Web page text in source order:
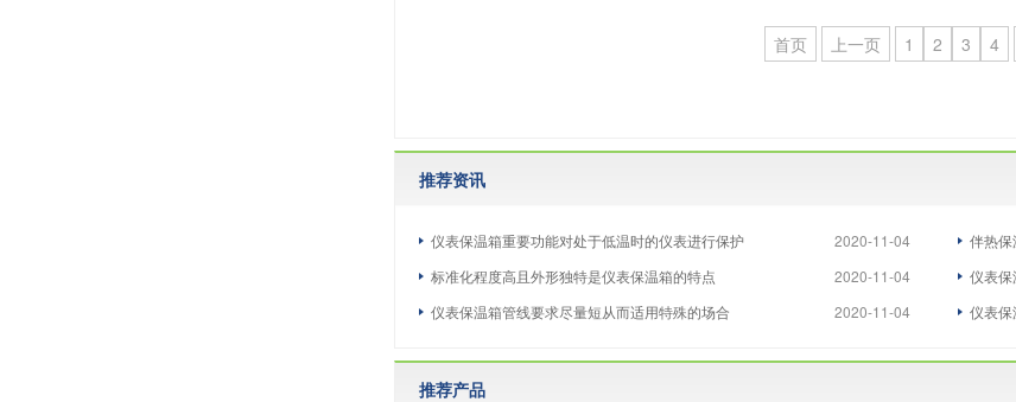
首页 上一页 1 2 3 4
推荐资讯
2020-11-04
仪表保温箱重要功能对处于低温时的仪表进行保护
伴热
2020-11-04
标准化程度高且外形独特是仪表保温箱的特点
仪表
2020-11-04
仪表保温箱管线要求尽量短从而适用特殊的场合 仪表保
推荐产品